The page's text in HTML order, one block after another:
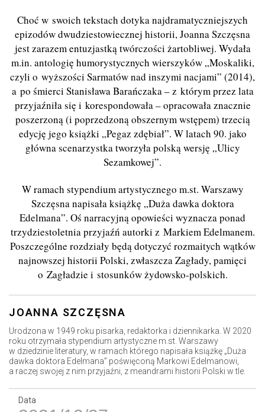
Choć w swoich tekstach dotyka najdramatyczniejszych
epizodów dwudziestowiecznej historii, Joanna Szczęsna
jest zarazem entuzjastką twórczości żartobliwej. Wydała
m.in. antologię humorystycznych wierszyków „Moskaliki,
czyli o wyższości Sarmatów nad inszymi nacjami” (2014),
a po śmierci Stanisława Barańczaka – z którym przez lata
przyjaźniła się i korespondowała – opracowała znacznie
poszerzoną (i poprzedzoną obszernym wstępem) trzecią
edycję jego książki „Pegaz zdębiał”. W latach 90. jako
główna scenarzystka tworzyła polską wersję „Ulicy
Sezamkowej”.
W ramach stypendium artystycznego m.st. Warszawy
Szczęsna napisała książkę „Duża dawka doktora
Edelmana”. Oś narracyjną opowieści wyznacza ponad
trzydziestoletnia przyjaźń autorki z Markiem Edelmanem.
Poszczególne rozdziały będą dotyczyć rozmaitych wątków
najnowszej historii Polski, zwłaszcza Zagłady, pamięci
o Zagładzie i stosunków żydowsko-polskich.
JOANNA SZCZĘSNA
Urodzona w 1949 roku pisarka, redaktorka i dziennikarka. W 2020
roku otrzymała stypendium artystyczne m.st. Warszawy
w dziedzinie literatury, w ramach którego napisała książkę „Duża
dawka doktora Edelmana” poświęconą Markowi Edelmanowi,
a raczej swojej z nim przyjaźni, z meandrami historii Polski w tle.
Data